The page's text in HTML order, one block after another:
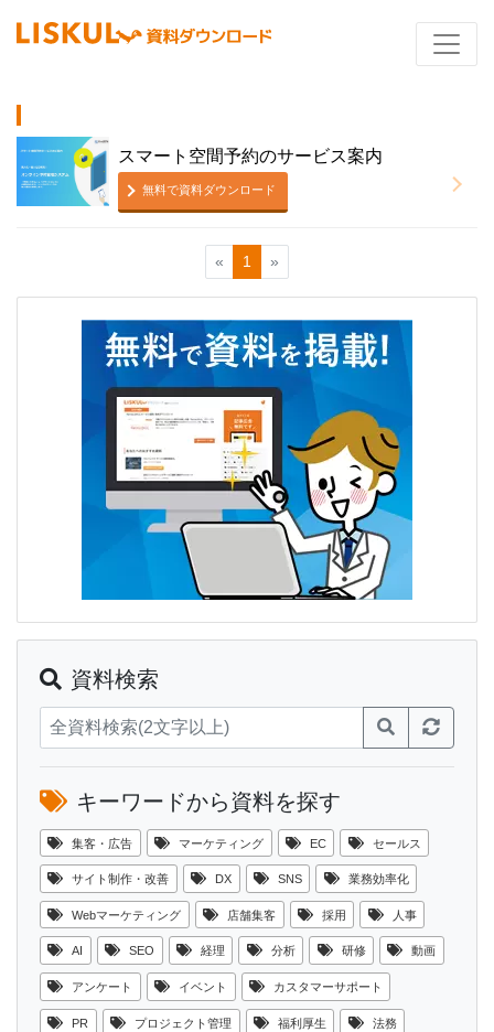
スマート空間予約のサービス案内
無料で資料ダウンロード
« 1 »
資料検索
キーワードから資料を探す
集客・広告 マーケティング EC セールス
サイト制作・改善 DX SNS 業務効率化
Webマーケティング 店舗集客 採用 人事
AI SEO 経理 分析 研修 動画
アンケート イベント カスタマーサポート
PR プロジェクト管理 福利厚生 法務